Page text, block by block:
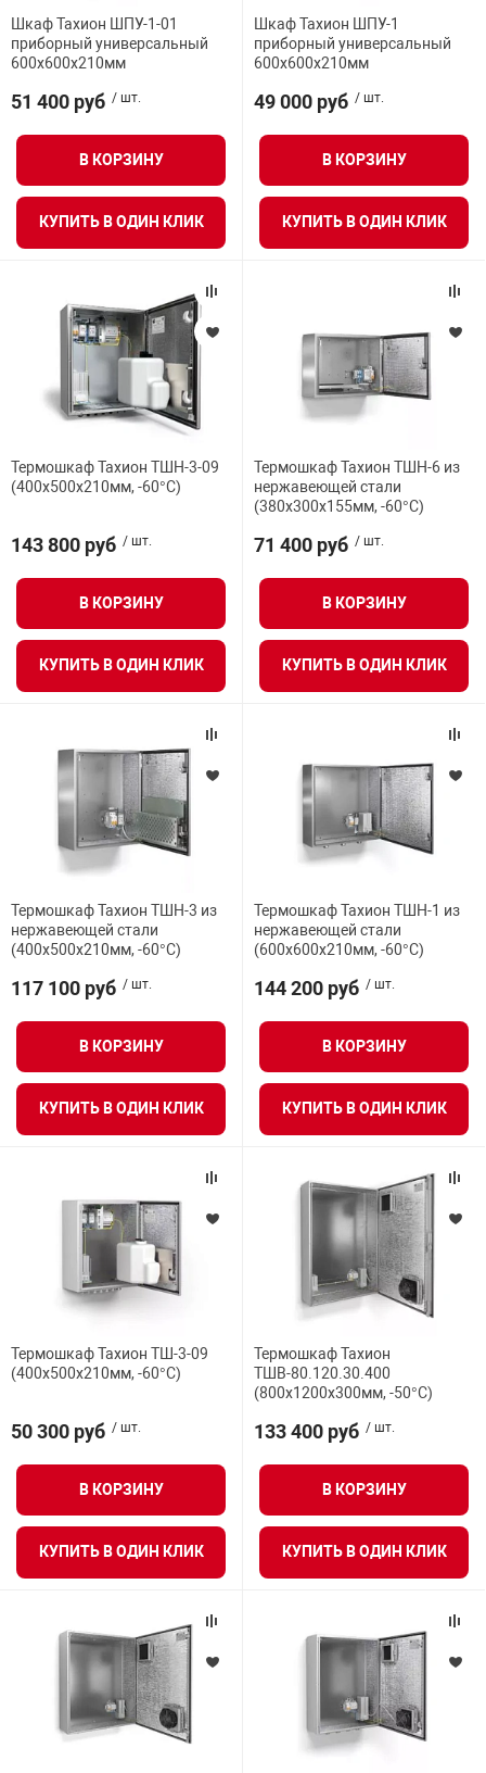
Прочее
Пульты
Термокожухи
оборудование
оборудование
Товарные весы
Торговые весы
Фасовочные
оборудование
решения
безопасность
установки
оборудование
управления
Турникеты
Шлагбаумы
Шлюзовые
Электронные
и аналитики
объектов
периметра
техника
автомобили
техника
Оборудования
Оборудования
Огнетушители
Сигнально-
приборы
Средства
Средства
Стволы
Узлы
Шкафы
Щиты
Оповещатели
Приборы
Системы
Табло
Термошкафы
напряжением
Шкаф Тахион ШПУ-1-01
приборный универсальный
600х600х210мм
51 400 руб / шт.
В КОРЗИНУ
КУПИТЬ В ОДИН КЛИК
Шкаф Тахион ШПУ-1
приборный универсальный
600х600х210мм
49 000 руб / шт.
В КОРЗИНУ
КУПИТЬ В ОДИН КЛИК
Термошкаф Тахион ТШН-3-09
(400х500х210мм, -60°С)
143 800 руб / шт.
В КОРЗИНУ
КУПИТЬ В ОДИН КЛИК
Термошкаф Тахион ТШН-6 из
нержавеющей стали
(380х300х155мм, -60°С)
71 400 руб / шт.
В КОРЗИНУ
КУПИТЬ В ОДИН КЛИК
Термошкаф Тахион ТШН-3 из
нержавеющей стали
(400х500х210мм, -60°С)
117 100 руб / шт.
В КОРЗИНУ
КУПИТЬ В ОДИН КЛИК
Термошкаф Тахион ТШН-1 из
нержавеющей стали
(600х600х210мм, -60°С)
144 200 руб / шт.
В КОРЗИНУ
КУПИТЬ В ОДИН КЛИК
Термошкаф Тахион ТШ-3-09
(400х500х210мм, -60°С)
50 300 руб / шт.
В КОРЗИНУ
КУПИТЬ В ОДИН КЛИК
Термошкаф Тахион
ТШВ-80.120.30.400
(800х1200х300мм, -50°С)
133 400 руб / шт.
В КОРЗИНУ
КУПИТЬ В ОДИН КЛИК